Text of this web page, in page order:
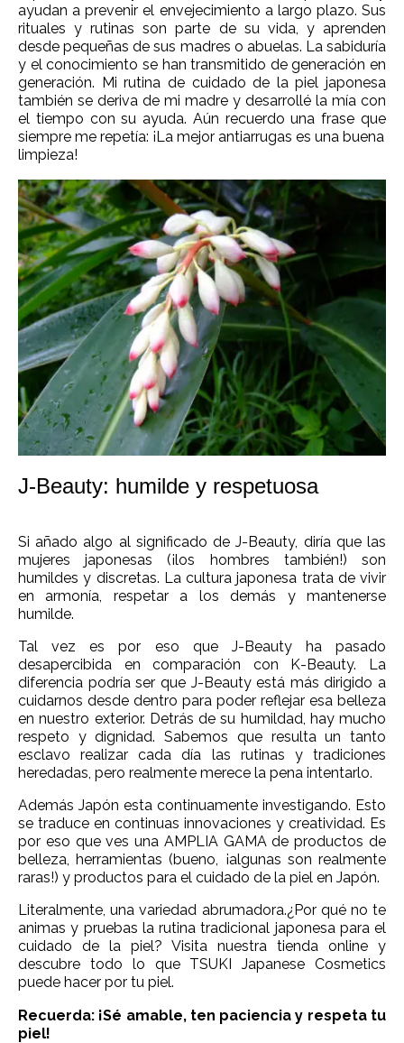
ayudan a prevenir el envejecimiento a largo plazo. Sus
rituales y rutinas son parte de su vida, y aprenden
desde pequeñas de sus madres o abuelas. La sabiduría
y el conocimiento se han transmitido de generación en
generación. Mi rutina de cuidado de la piel japonesa
también se deriva de mi madre y desarrollé la mía con
el tiempo con su ayuda. Aún recuerdo una frase que
siempre me repetía: ¡La mejor antiarrugas es una buena
limpieza!
J-Beauty: humilde y respetuosa
Si añado algo al significado de J-Beauty, diría que las
mujeres japonesas (¡los hombres también!) son
humildes y discretas. La cultura japonesa trata de vivir
en armonía, respetar a los demás y mantenerse
humilde.
Tal vez es por eso que J-Beauty ha pasado
desapercibida en comparación con K-Beauty. La
diferencia podría ser que J-Beauty está más dirigido a
cuidarnos desde dentro para poder reflejar esa belleza
en nuestro exterior. Detrás de su humildad, hay mucho
respeto y dignidad. Sabemos que resulta un tanto
esclavo realizar cada día las rutinas y tradiciones
heredadas, pero realmente merece la pena intentarlo.
Además Japón esta continuamente investigando. Esto
se traduce en continuas innovaciones y creatividad. Es
por eso que ves una AMPLIA GAMA de productos de
belleza, herramientas (bueno, ¡algunas son realmente
raras!) y productos para el cuidado de la piel en Japón.
Literalmente, una variedad abrumadora.¿Por qué no te
animas y pruebas la rutina tradicional japonesa para el
cuidado de la piel? Visita nuestra tienda online y
descubre todo lo que TSUKI Japanese Cosmetics
puede hacer por tu piel.
Recuerda: ¡Sé amable, ten paciencia y respeta tu
piel!